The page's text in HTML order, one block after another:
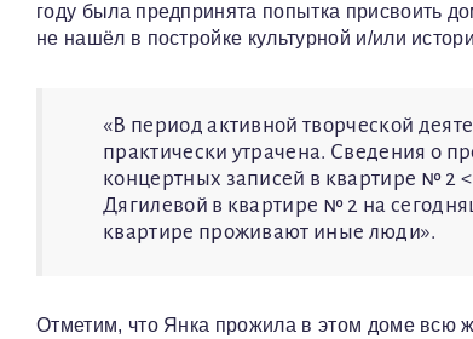
году была предпринята попытка присвоить
не нашёл в постройке культурной и/или
«В период активной творческой
практически утрачена. Сведения о
концертных записей в квартире № 2
Дягилевой в квартире № 2 на
квартире проживают иные люди».
Отметим, что Янка прожила в этом доме всю